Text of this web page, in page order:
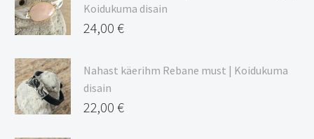
Koidukuma disain
24,00 €
Nahast käerihm Rebane must | Koidukuma
disain
22,00 €